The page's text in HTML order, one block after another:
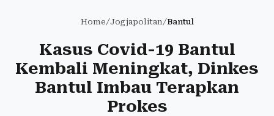
Home/Jogjapolitan/Bantul
Kasus Covid-19 Bantul
Kembali Meningkat, Dinkes
Bantul Imbau Terapkan
Prokes